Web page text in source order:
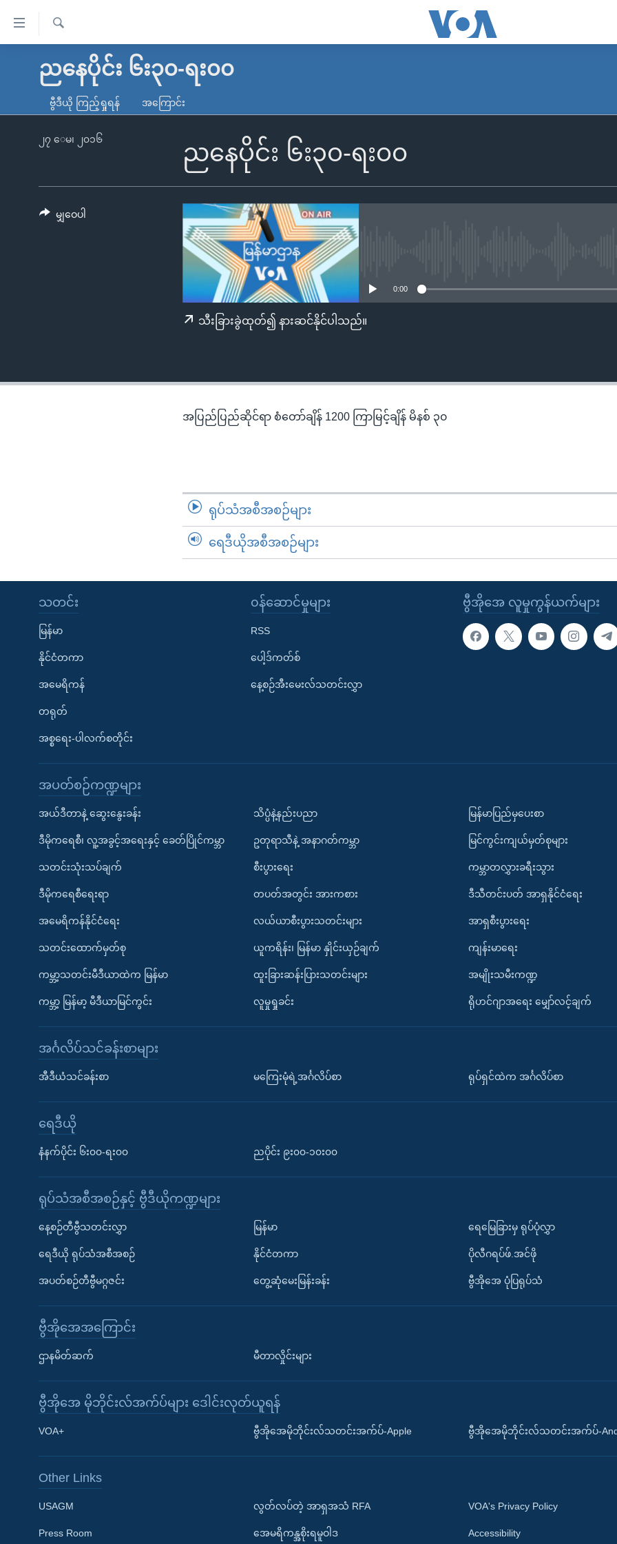
လွယ်ကူ
သည့်
ကျော်
မူလစာမျက်နှာ
ကမ္ဘာ့သတင်းများ
နိုင်ငံတကာ
တရုတ်
အစ္စရေး-ပါလက်စတိုင်း
ရပ်ဝန်းတခု လမ်းတခု အလွန်
အင်္ဂလိပ်စာလေ့လာမယ်
Learning English
ဘာသာစကားများ
ရ
လာ
ညနေပိုင်း ၆း၃၀-ရး၀၀
ဗွီဒီယို ကြည့်ရှုရန် အကြောင်း
ညနေပိုင်း ၆း၃၀-ရး၀၀
၂၇ ေမ၊ ၂၀၁၆
0:00
သီးခြားခွဲထုတ်၍ နားဆင်နိုင်ပါသည်။
မျှဝေပါ
အပြည်ပြည်ဆိုင်ရာ စံတော်ချိန် 1200 ကြာမြင့်ချိန် မိနစ် ၃၀
ရုပ်သံအစီအစဉ်များ
ရေဒီယိုအစီအစဉ်များ
ဗွီအိုအေ လူမှုကွန်ယက်များ
သတင်း
မြန်မာ
နိုင်ငံတကာ
အမေရိကန်
တရုတ်
အစ္စရေး-ပါလက်စတိုင်း
၀န်ဆောင်မှုများ
RSS
ပေါ့ဒ်ကတ်စ်
နေ့စဉ်အီးမေးလ်သတင်းလွှာ
အပတ်စဉ်ကဏ္ဍများ
အယ်ဒီတာနဲ့ ဆွေးနွေးခန်း
ဒီမိုကရေစီ၊ လူ့အခွင့်အရေးနှင့် ခေတ်ပြိုင်ကမ္ဘာ
သတင်းသုံးသပ်ချက်
ဒီမိုကရေစီရေးရာ
အမေရိကန်နိုင်ငံရေး
သတင်းထောက်မှတ်စု
ကမ္ဘာ့သတင်းမီဒီယာထဲက မြန်မာ
ကမ္ဘာ့ မြန်မာ့ မီဒီယာမြင်ကွင်း
သိပ္ပံနဲ့နည်းပညာ
ဥတုရာသီနဲ့ အနာဂတ်ကမ္ဘာ
စီးပွားရေး
တပတ်အတွင်း အားကစား
လယ်ယာစီးပွားသတင်းများ
ယူကရိန်း၊ မြန်မာ နှိုင်းယှဉ်ချက်
ထူးခြားဆန်းပြားသတင်းများ
လူမှုရှုခင်း
မြန်မာပြည်မှပေးစာ
မြင်ကွင်းကျယ်မှတ်စုများ
ကမ္ဘာတလွှားခရီးသွား
ဒီသီတင်းပတ် အာရှနိုင်ငံရေး
အာရှစီးပွားရေး
ကျန်းမာရေး
အမျိုးသမီးကဏ္ဍ
ရိုဟင်ဂျာအရေး မျှော်လင့်ချက်
အင်္ဂလိပ်သင်ခန်းစာများ
အီဒီယံသင်ခန်းစာ မကြေးမုံရဲ့အင်္ဂလိပ်စာ ရုပ်ရှင်ထဲက အင်္ဂလိပ်စာ
ရေဒီယို
နံနက်ပိုင်း ၆း၀၀-ရး၀၀ ညပိုင်း ၉း၀၀-၁၀း၀၀
ရုပ်သံအစီအစဉ်နှင့် ဗွီဒီယိုကဏ္ဍများ
နေ့စဉ်တီဗွီသတင်းလွှာ
ရေဒီယို ရုပ်သံအစီအစဉ်
အပတ်စဉ်တီဗွီမဂ္ဂဇင်း
မြန်မာ
နိုင်ငံတကာ
တွေ့ဆုံမေးမြန်းခန်း
ရေမြေခြားမှ ရုပ်ပုံလွှာ
ပိုလီဂရပ်ဖ်.အင်ဖို
ဗွီအိုအေ ပုံပြရုပ်သံ
ဗွီအိုအေအကြောင်း
ဌာနမိတ်ဆက် မီတာလှိုင်းများ
ဗွီအိုအေ မိုဘိုင်းလ်အက်ပ်များ ဒေါင်းလုတ်ယူရန်
VOA+ ဗွီအိုအေမိုဘိုင်းလ်သတင်းအက်ပ်-Apple ဗွီအိုအေမိုဘိုင်းလ်သတင်းအက်ပ်-
Other Links
USAGM
Press Room
လွတ်လပ်တဲ့ အာရှအသံ RFA
အေမရိကန္အစိုးရမူဝါဒ
VOA's Privacy Policy
Accessibility